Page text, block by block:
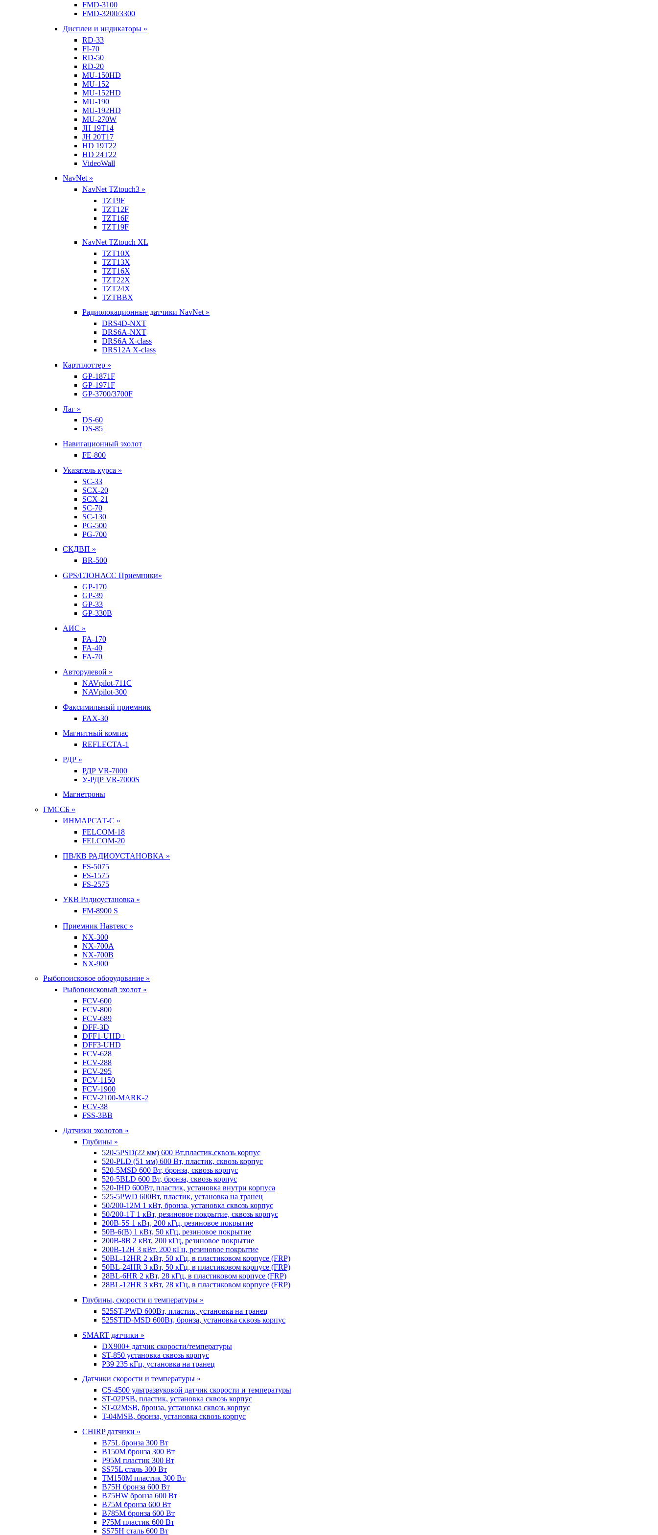
FMD-3100
FMD-3200/3300
Дисплеи и индикаторы »
RD-33
FI-70
RD-50
RD-20
MU-150HD
MU-152
MU-152HD
MU-190
MU-192HD
MU-270W
JH 19T14
JH 20T17
HD 19T22
HD 24T22
VideoWall
NavNet »
NavNet TZtouch3 »
TZT9F
TZT12F
TZT16F
TZT19F
NavNet TZtouch XL
TZT10X
TZT13X
TZT16X
TZT22X
TZT24X
TZTBBX
Радиолокационные датчики NavNet »
DRS4D-NXT
DRS6A-NXT
DRS6A X-class
DRS12A X-class
Картплоттер »
GP-1871F
GP-1971F
GP-3700/3700F
Лаг »
DS-60
DS-85
Навигационный эхолот
FE-800
Указатель курса »
SC-33
SCX-20
SCX-21
SC-70
SC-130
PG-500
PG-700
СКДВП »
BR-500
GPS/ГЛОНАСС Приемники»
GP-170
GP-39
GP-33
GP-330B
АИС »
FA-170
FA-40
FA-70
Авторулевой »
NAVpilot-711С
NAVpilot-300
Факсимильный приемник
FAX-30
Магнитный компас
REFLECTA-1
РДР »
РДР VR-7000
У-РДР VR-7000S
Магнетроны
ГМССБ »
ИНМАРСАТ-С »
FELCOM-18
FELCOM-20
ПВ/КВ РАДИОУСТАНОВКА »
FS-5075
FS-1575
FS-2575
УКВ Радиоустановка »
FM-8900 S
Приемник Навтекс »
NX-300
NX-700A
NX-700B
NX-900
Рыбопоисковое оборудование »
Рыбопоисковый эхолот »
FCV-600
FCV-800
FCV-689
DFF-3D
DFF1-UHD+
DFF3-UHD
FCV-628
FCV-288
FCV-295
FCV-1150
FCV-1900
FCV-2100-MARK-2
FCV-38
FSS-3BB
Датчики эхолотов »
Глубины »
520-5PSD(22 мм) 600 Вт,пластик,сквозь корпус
520-PLD (51 мм) 600 Вт, пластик, сквозь корпус
520-5MSD 600 Вт, бронза, сквозь корпус
520-5BLD 600 Вт, бронза, сквозь корпус
520-IHD 600Вт, пластик, установка внутри корпуса
525-5PWD 600Вт, пластик, установка на транец
50/200-12M 1 кВт, бронза, установка сквозь корпус
50/200-1T 1 кВт, резиновое покрытие, сквозь корпус
200B-5S 1 кВт, 200 кГц, резиновое покрытие
50B-6(B) 1 кВт, 50 кГц, резиновое покрытие
200B-8B 2 кВт, 200 кГц, резиновое покрытие
200B-12H 3 кВт, 200 кГц, резиновое покрытие
50BL-12HR 2 кВт, 50 кГц, в пластиковом корпусе (FRP)
50BL-24HR 3 кВт, 50 кГц, в пластиковом корпусе (FRP)
28BL-6HR 2 кВт, 28 кГц, в пластиковом корпусе (FRP)
28BL-12HR 3 кВт, 28 кГц, в пластиковом корпусе (FRP)
Глубины, скорости и температуры »
525ST-PWD 600Вт, пластик, установка на транец
525STID-MSD 600Вт, бронза, установка сквозь корпус
SMART датчики »
DX900+ датчик скорости/температуры
ST-850 установка сквозь корпус
P39 235 кГц, установка на транец
Датчики скорости и температуры »
CS-4500 ультразвуковой датчик скорости и температуры
ST-02PSB, пластик, установка сквозь корпус
ST-02MSB, бронза, установка сквозь корпус
T-04MSB, бронза, установка сквозь корпус
CHIRP датчики »
B75L бронза 300 Вт
B150M бронза 300 Вт
P95M пластик 300 Вт
SS75L сталь 300 Вт
TM150M пластик 300 Вт
B75H бронза 600 Вт
B75HW бронза 600 Вт
B75M бронза 600 Вт
B785M бронза 600 Вт
P75M пластик 600 Вт
SS75H сталь 600 Вт